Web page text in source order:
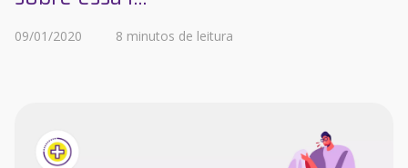
09/01/2020 8 minutos de leitura